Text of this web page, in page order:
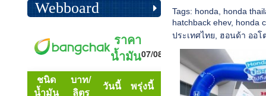
Webboard Tags: honda
honda
hatchback ehev, honda
ประเทศไทย
ฮอนด้า ออโ